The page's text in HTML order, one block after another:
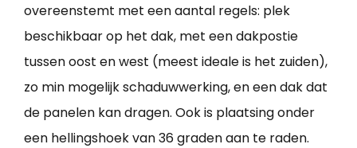
overeenstemt met een aantal regels: plek
beschikbaar op het dak, met een dakpostie
tussen oost en west (meest ideale is het zuiden),
zo min mogelijk schaduwwerking, en een dak dat
de panelen kan dragen. Ook is plaatsing onder
een hellingshoek van 36 graden aan te raden.